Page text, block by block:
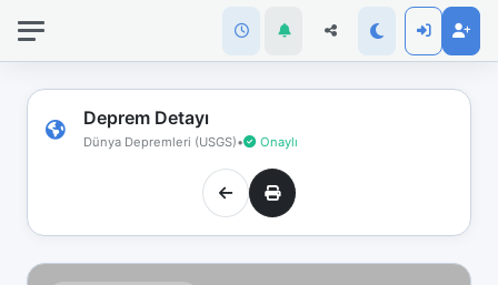
Deprem Detayı
Dünya Depremleri (USGS)• Onaylı
bağlantınız
koptu!
Çevrimdışı
moddasınız.